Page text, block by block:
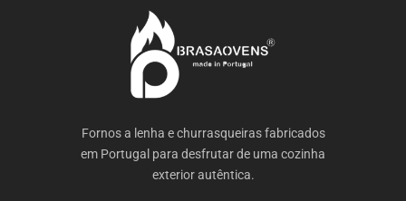
Fornos a lenha e churrasqueiras fabricados
em Portugal para desfrutar de uma cozinha
exterior autêntica.